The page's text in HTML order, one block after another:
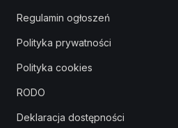
Regulamin ogłoszeń
Polityka prywatności
Polityka cookies
RODO
Deklaracja dostępności